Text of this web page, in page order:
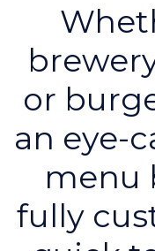
or
an eye-
menu
fully